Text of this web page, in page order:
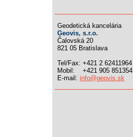
Geodetická kancelária
Geovis, s.r.o.
Čalovská 20
821 05 Bratislava
Tel/Fax: +421 2 62411964
Mobil: +421 905 851354
E-mail: info@geovis.sk